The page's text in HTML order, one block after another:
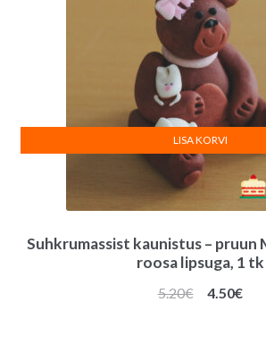
Suhkrumassist kaunistus – pruun
roosa lipsuga, 1 tk
5.20€
Algne
4.50€
LISA KORVI